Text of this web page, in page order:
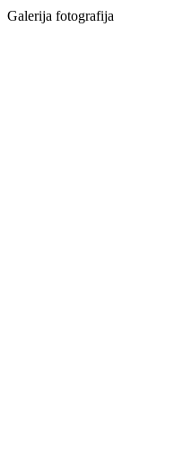
Galerija fotografija